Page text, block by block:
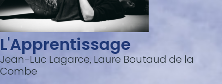
L'Apprentissage
Jean-Luc Lagarce, Laure Boutaud de la
Combe